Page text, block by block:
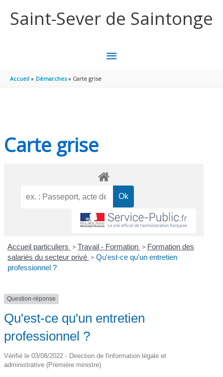
Saint-Sever de Saintonge
MENU
Accueil Démarches Carte grise
Carte grise
Accueil particuliers > Travail - Formation > Formation des
salariés du secteur privé > Qu'est-ce qu'un entretien
professionnel ?
Question-réponse
Qu'est-ce qu'un entretien
professionnel ?
Vérifié le 03/08/2022 - Direction de l'information légale et
administrative (Première ministre)